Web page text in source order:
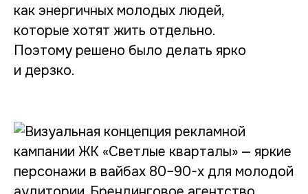
как энергичных молодых людей,
которые хотят жить отдельно.
Поэтому решено было делать ярко
и дерзко.